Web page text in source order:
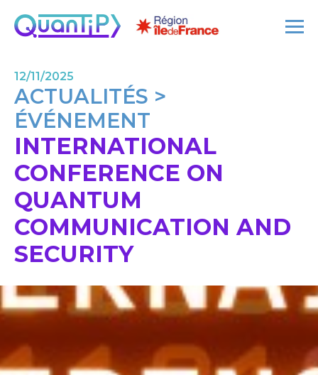
12/11/2025
ACTUALITÉS >
ÉVÉNEMENT
INTERNATIONAL
CONFERENCE ON
QUANTUM
COMMUNICATION AND
SECURITY